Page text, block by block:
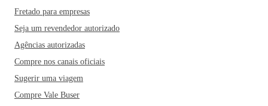
Fretado para empresas
Seja um revendedor autorizado
Agências autorizadas
Compre nos canais oficiais
Sugerir uma viagem
Compre Vale Buser